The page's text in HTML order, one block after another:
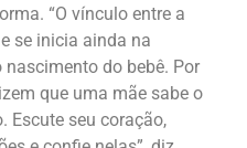
“O vínculo entre a
se inicia ainda na
do bebê. Por
que uma mãe sabe o
Escute seu coração,